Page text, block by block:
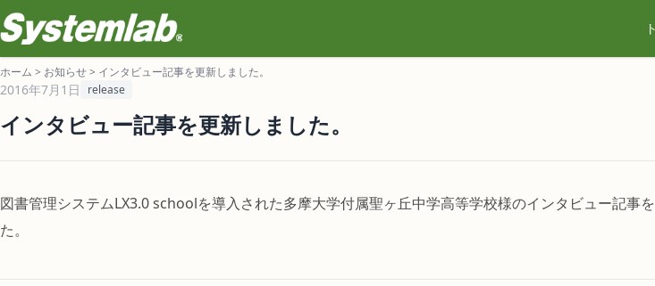
ホーム > お知らせ> インタビュー記事を更新しました。
2016年7月1日 release
インタビュー記事を更新しました。
図書管理システムLX3.0 schoolを導入された多摩大学付属聖ヶ丘中学高等学校様のインタビュー記事
た。